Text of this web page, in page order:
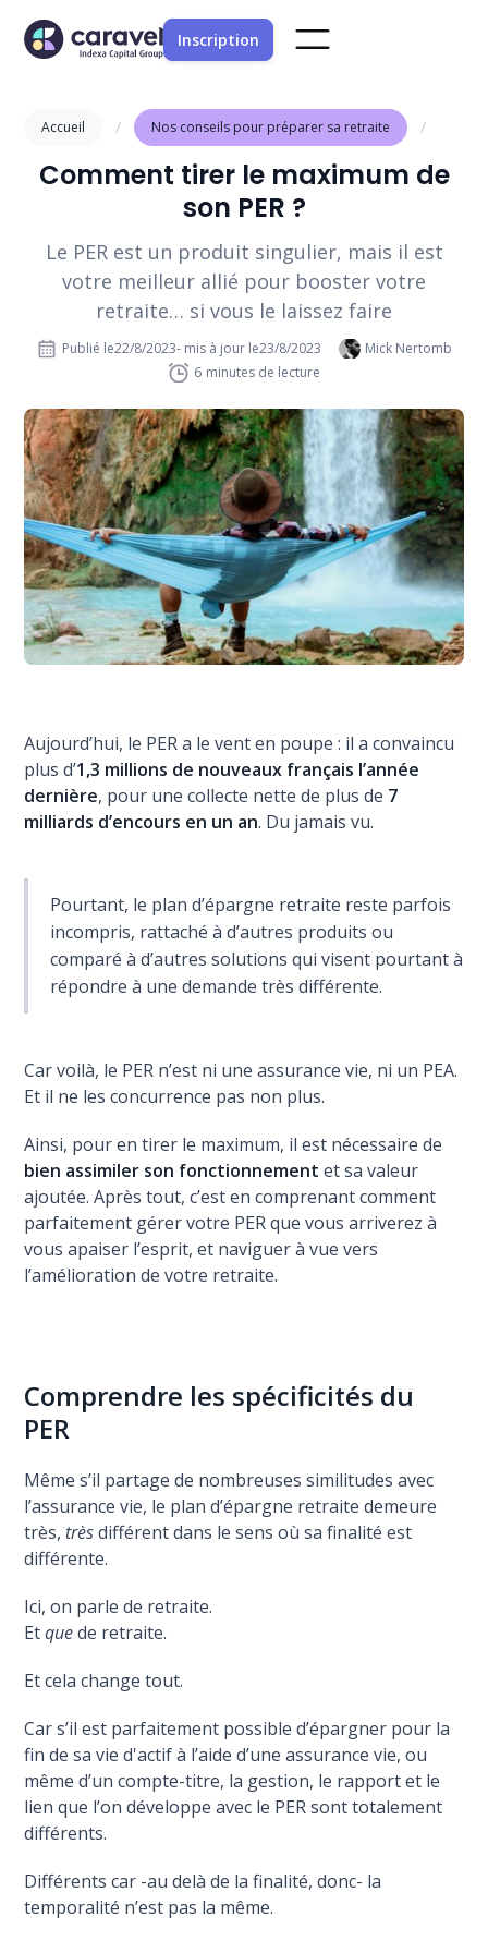
Inscription
Accueil / Nos conseils pour préparer sa retraite /
Comment tirer le maximum de
son PER ?
Le PER est un produit singulier, mais il est
votre meilleur allié pour booster votre
retraite… si vous le laissez faire
Publié le22/8/2023- mis à jour le23/8/2023
Mick Nertomb
6 minutes de lecture
Aujourd’hui, le PER a le vent en poupe : il a convaincu
plus d’1,3 millions de nouveaux français l’année
dernière, pour une collecte nette de plus de 7
milliards d’encours en un an. Du jamais vu.
Pourtant, le plan d’épargne retraite reste parfois
incompris, rattaché à d’autres produits ou
comparé à d’autres solutions qui visent pourtant à
répondre à une demande très différente.
Car voilà, le PER n’est ni une assurance vie, ni un PEA.
Et il ne les concurrence pas non plus.
Ainsi, pour en tirer le maximum, il est nécessaire de
bien assimiler son fonctionnementet sa valeur
ajoutée. Après tout, c’est en comprenant comment
parfaitement gérer votre PER que vous arriverez à
vous apaiser l’esprit, et naviguer à vue vers
l’amélioration de votre retraite.
Comprendre les spécificités du
PER
Même s’il partage de nombreuses similitudes avec
l’assurance vie, le plan d’épargne retraite demeure
très, trèsdifférent dans le sens où sa finalité est
différente.
Ici, on parle de retraite.
Etquede retraite.
Et cela change tout.
Car s’il est parfaitement possible d’épargner pour la
fin de sa vie d'actif à l’aide d’une assurance vie, ou
même d’un compte-titre, la gestion, le rapport et le
lien que l’on développe avec le PER sont totalement
différents.
Différents car -au delà de la finalité, donc- la
temporalité n’est pas la même.